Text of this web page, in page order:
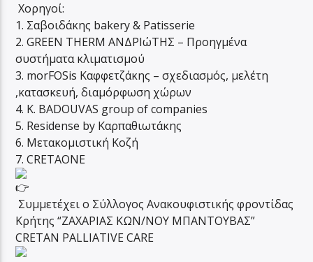
Χορηγοί:
1. Σαβοιδάκης bakery & Patisserie
2. GREEN THERM ΑΝΔΡΙώΤΗΣ – Προηγμένα
συστήματα κλιματισμού
3. morFOSis Καφφετζάκης – σχεδιασμός, μελέτη
,κατασκευή, διαμόρφωση χώρων
4. K. BADOUVAS group of companies
5. Residense by Καρπαθιωτάκης
6. Μετακομιστική Κοζή
7. CRETAONE
Συμμετέχει ο Σύλλογος Ανακουφιστικής φροντίδας
Κρήτης “ΖΑΧΑΡΙΑΣ ΚΩΝ/ΝΟΥ ΜΠΑΝΤΟΥΒΑΣ”
CRETAN PALLIATIVE CARE